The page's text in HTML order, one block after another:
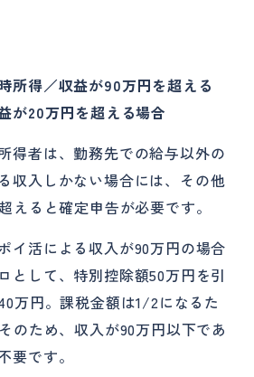
所得／収益が90万円を超える
が20万円を超える場合
得者は、勤務先での給与以外の
収入しかない場合には、その他
えると確定申告が必要です。
イ活による収入が90万円の場合
として、特別控除額50万円を引
万円。課税金額は1/2になるた
のため、収入が90万円以下であ
要です。